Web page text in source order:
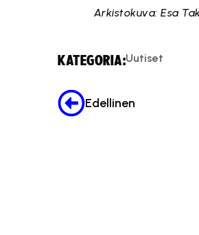
Arkistokuva: Esa
KATEGORIA:Uutiset
Edellinen